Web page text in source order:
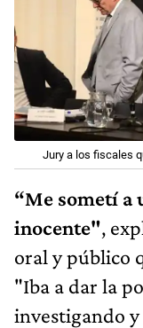
Jury a los fiscales
“Me sometí a
inocente",
oral y público
"Iba a dar la
investigando y